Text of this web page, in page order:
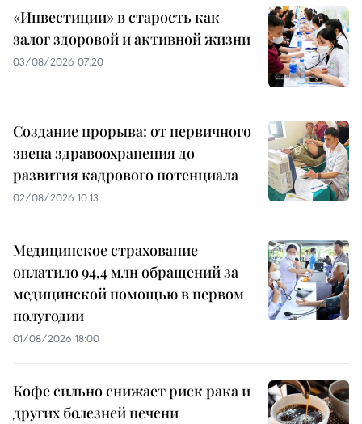
«Инвестиции» в старость как
залог здоровой и активной жизни
03/08/2026 07:20
Создание прорыва: от первичного
звена здравоохранения до
развития кадрового потенциала
02/08/2026 10:13
Медицинское страхование
оплатило 94,4 млн обращений за
медицинской помощью в первом
полугодии
01/08/2026 18:00
Кофе сильно снижает риск рака и
других болезней печени